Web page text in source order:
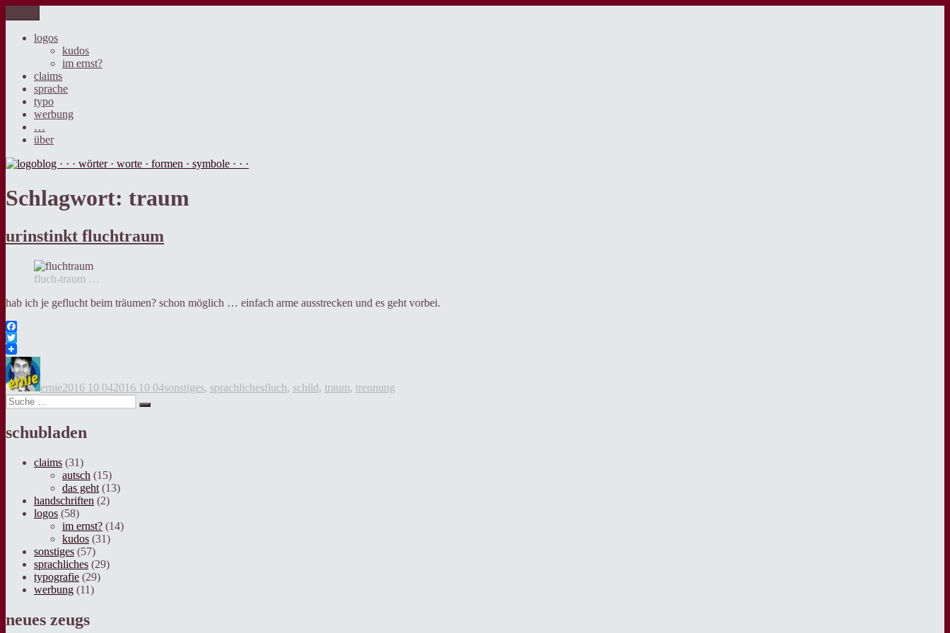
Inhalt
springen
logoblog · · · wörter · worte · formen · symbole · · ·
der blog über sprache, design und werbung.
logos
kudos
im ernst?
claims
sprache
typo
werbung
…
über
Schlagwort: traum
urinstinkt fluchtraum
fluch-traum …
hab ich je geflucht beim träumen? schon möglich … einfach arme ausstrecken und es geht vorbei.
Facebook
Twitter
ernie2016 10 042016 10 04sonstiges, sprachlichesfluch, schild, traum, trennung
Suche
nach:
Suche
schubladen
claims (31)
autsch (15)
das geht (13)
handschriften (2)
logos (58)
im ernst? (14)
kudos (31)
sonstiges (57)
sprachliches (29)
typografie (29)
werbung (11)
neues zeugs